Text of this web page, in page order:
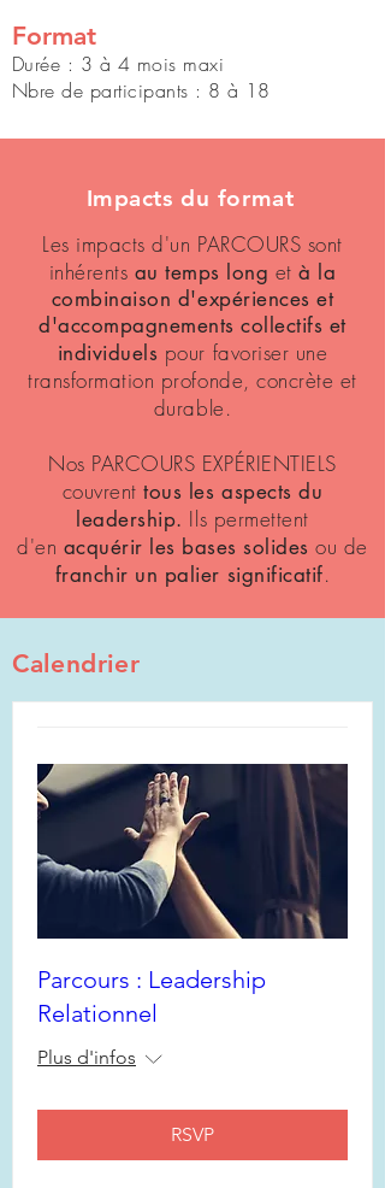
Format
Durée : 3 à 4 mois maxi
Nbre de participants : 8 à 18
Calendrier
Parcours : Leadership
Relationnel
Plus d'infos
RSVP
Impacts du format
Les impacts d'un PARCOURS sont
inhérents au temps long età la
combinaison d'expériences et
d'accompagnements collectifs et
individuels pour favoriser une
transformation profonde, concrète et
durable.
Nos PARCOURS EXPÉRIENTIELS
couvrenttous les aspects du
leadership. Ils permettent
d'en acquérir les bases solides ou de
franchir un palier significatif.